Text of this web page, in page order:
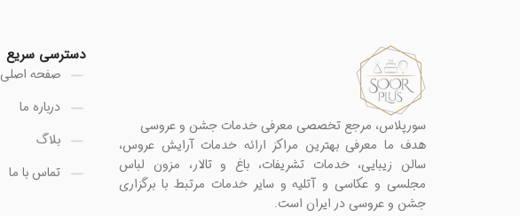
سورپلاس، مرجع تخصصی معرفی خدمات جشن و عروسی
هدف ما معرفی بهترین مراکز ارائه خدمات آرایش عروس،
سالن زیبایی، خدمات تشریفات، باغ و تالار، مزون لباس
مجلسی و عکاسی و آتلیه و سایر خدمات مرتبط با برگزاری
جشن و عروسی در ایران است.
دسترسی سریع
صفحه اصلی
درباره ما
بلاگ
تماس با ما